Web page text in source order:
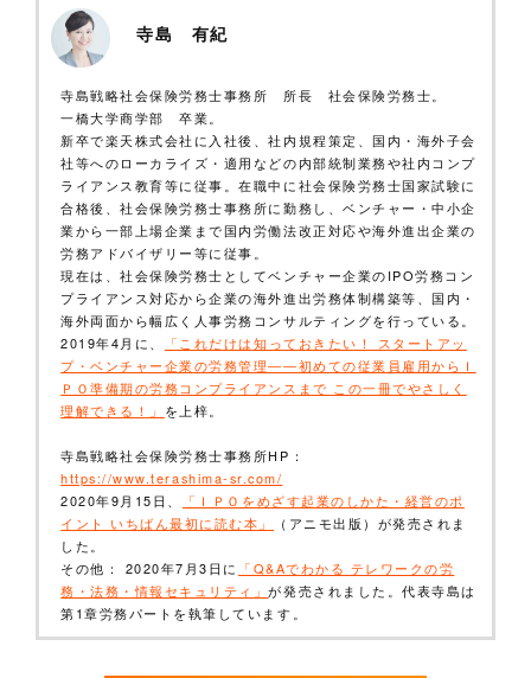
寺島 有紀
寺島戦略社会保険労務士事務所 所長 社会保険労務士。
一橋大学商学部 卒業。
新卒で楽天株式会社に入社後、社内規程策定、国内・海外子会
社等へのローカライズ・適用などの内部統制業務や社内コンプ
ライアンス教育等に従事。在職中に社会保険労務士国家試験に
合格後、社会保険労務士事務所に勤務し、ベンチャー・中小企
業から一部上場企業まで国内労働法改正対応や海外進出企業の
労務アドバイザリー等に従事。
現在は、社会保険労務士としてベンチャー企業のIPO労務コン
プライアンス対応から企業の海外進出労務体制構築等、国内・
海外両面から幅広く人事労務コンサルティングを行っている。
2019年4月に、
「これだけは知っておきたい！ スタートアッ
プ・ベンチャー企業の労務管理――初めての従業員雇用からＩ
ＰＯ準備期の労務コンプライアンスまで この一冊でやさしく
理解できる！」 を上梓。
寺島戦略社会保険労務士事務所HP：
https://www.terashima-sr.com/
2020年9月15日、
「ＩＰＯをめざす起業のしかた・経営のポ
イント いちばん最初に読む本」
（アニモ出版）が発売されま
した。
その他： 2020年7月3日に 「Q&Aでわかる テレワークの労
務・法務・情報セキュリティ」が発売されました。代表寺島は
第1章労務パートを執筆しています。